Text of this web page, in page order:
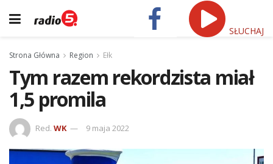
SŁUCHAJ
Strona Główna Region Ełk
Tym razem rekordzista miał
1,5 promila
Red. WK 9 maja 2022